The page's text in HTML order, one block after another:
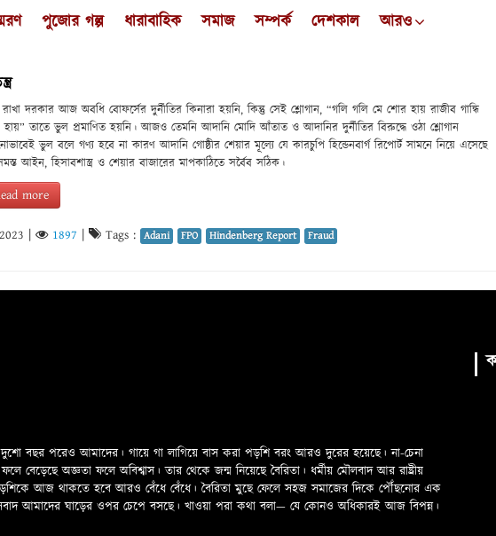
পুজোর গল্প ধারাবাহিক সমাজ সম্পর্ক দেশকাল আরও
দরকার আজ অবধি বোফর্সের দুর্নীতির কিনারা হয়নি, কিন্তু সেই শ্লোগান, “গলি গলি মে শোর হায় রাজীব গান্ধি
তাতে ভুল প্রমাণিত হয়নি। আজও তেমনি আদানি মোদি আঁতাত ও আদানির দুর্নীতির বিরুদ্ধে ওঠা শ্লোগান
ভুল বলে গণ্য হবে না কারণ আদানি গোষ্ঠীর শেয়ার মূল্যে যে কারচুপি হিন্ডেনবার্গ রিপোর্ট সামনে নিয়ে এসেছে
আইন, হিসাবশাস্ত্র ও শেয়ার বাজারের মাপকাঠিতে সর্বৈব সঠিক।
more
1897 Tags : Adani FPO Hindenberg Report Fraud
বছর পরেও আমাদের। গায়ে গা লাগিয়ে বাস করা পড়শি বরং আরও দুরের হয়েছে। না-চেনা
বেড়েছে অজ্ঞতা ফলে অবিশ্বাস। তার থেকে জন্ম নিয়েছে বৈরিতা। ধর্মীয় মৌলবাদ আর রাষ্ট্রীয়
পড়শিকে আজ থাকতে হবে আরও বেঁধে বেঁধে। বৈরিতা মুছে ফেলে সহজ সমাজের দিকে পৌঁছনোর এক
আমাদের ঘাড়ের ওপর চেপে বসছে। খাওয়া পরা কথা বলা—­­ যে কোনও অধিকারই আজ বিপন্ন।